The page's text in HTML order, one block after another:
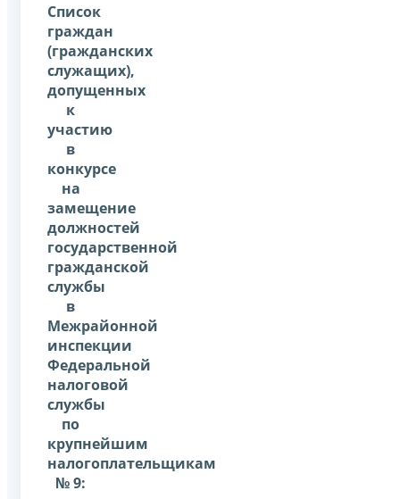
Список
граждан
(гражданских
служащих),
допущенных
к
участию
в
конкурсе
на
замещение
должностей
государственной
гражданской
службы
в
Межрайонной
инспекции
Федеральной
налоговой
службы
по
крупнейшим
налогоплательщикам
№ 9: